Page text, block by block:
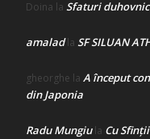
Doina la Sfaturi
amaladla SF SILUAN
gheorghe la A început
din Japonia
Radu Mungiula Cu